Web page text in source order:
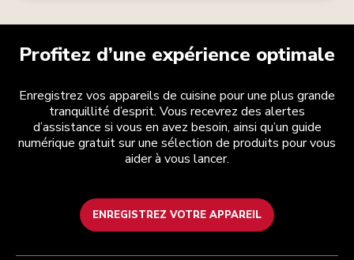
Profitez d’une expérience optimale
Enregistrez vos appareils de cuisine pour une plus grande
tranquillité d’esprit. Vous recevrez des alertes
d’assistance si vous en avez besoin, ainsi qu’un guide
numérique gratuit sur une sélection de produits pour vous
aider à vous lancer.
ENREGISTREZ VOTRE APPAREIL